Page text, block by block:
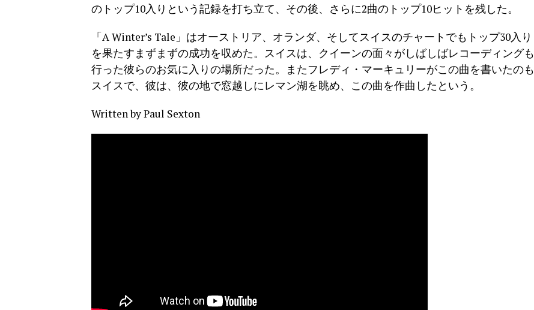
のトップ10入りという記録を打ち立て、その後、さらに2曲のトップ10ヒットを残した。
「A Winter’s Tale」はオーストリア、オランダ、そしてスイスのチャートでもトップ30入り
を果たすまずまずの成功を収めた。スイスは、クイーンの面々がしばしばレコーディングも
行った彼らのお気に入りの場所だった。またフレディ・マーキュリーがこの曲を書いたのも
スイスで、彼は、彼の地で窓越しにレマン湖を眺め、この曲を作曲したという。
Written by Paul Sexton